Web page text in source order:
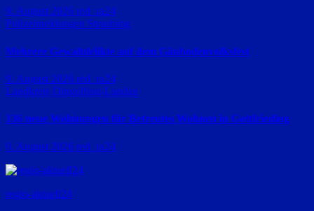
9. August 2026 red_ra24
Polizeimeldungen Straubing
Mehrere Gewaltdelikte auf dem Gäubodenvolksfest
9. August 2026 red_ra24
Landkreis Dingolfing-Landau
136 neue Wohnungen für Betreutes Wohnen in Gottfrieding
9. August 2026 red_ra24
regio-aktuell24